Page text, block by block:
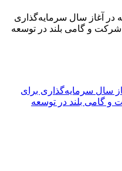
در آغاز سال سرمایه‌گذاری
شرکت و گامی بلند در توسعه
سال سرمایه‌گذاری برای
و گامی بلند در توسعه